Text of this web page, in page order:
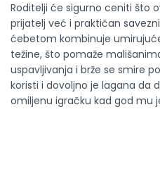
Roditelji će sigurno ceniti što
prijatelj već i praktičan
ćebetom kombinuje
težine, što pomaže
uspavljivanja i brže se smire
koristi i dovoljno je lagana da
omiljenu igračku kad god mu